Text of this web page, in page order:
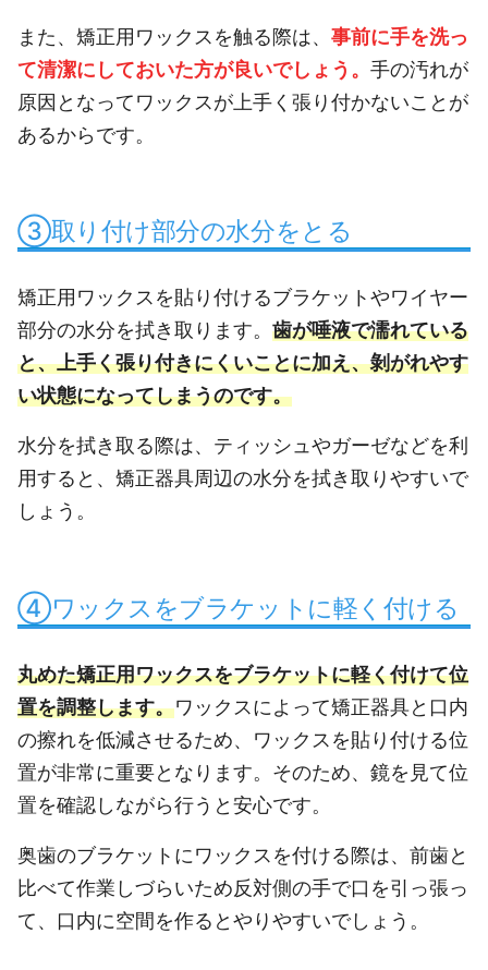
また、矯正用ワックスを触る際は、 事前に手を洗っ
て清潔にしておいた方が良いでしょう。 手の汚れが
原因となってワックスが上手く張り付かないことが
あるからです。
③取り付け部分の水分をとる
矯正用ワックスを貼り付けるブラケットやワイヤー
部分の水分を拭き取ります。 歯が唾液で濡れている
と、上手く張り付きにくいことに加え、剝がれやす
い状態になってしまうのです。
水分を拭き取る際は、ティッシュやガーゼなどを利
用すると、矯正器具周辺の水分を拭き取りやすいで
しょう。
④ワックスをブラケットに軽く付ける
丸めた矯正用ワックスをブラケットに軽く付けて位
置を調整します。ワックスによって矯正器具と口内
の擦れを低減させるため、ワックスを貼り付ける位
置が非常に重要となります。そのため、鏡を見て位
置を確認しながら行うと安心です。
奥歯のブラケットにワックスを付ける際は、前歯と
比べて作業しづらいため反対側の手で口を引っ張っ
て、口内に空間を作るとやりやすいでしょう。